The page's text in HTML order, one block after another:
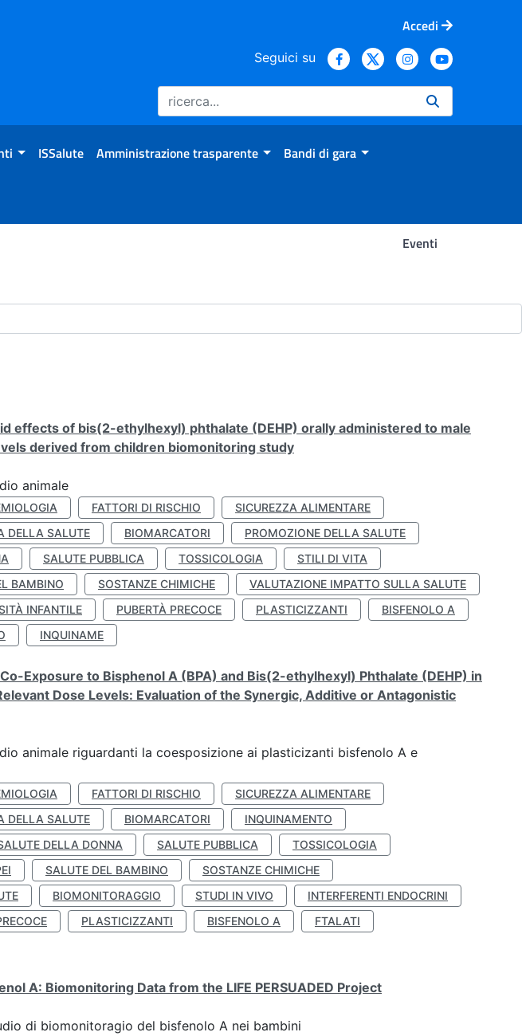
Accedi
Seguici su
ISSalute Amministrazione trasparente Bandi di gara
Eventi
effects of bis(2-ethylhexyl) phthalate (DEHP) orally administered to male
derived from children biomonitoring study
animale
FATTORI DI RISCHIO
SICUREZZA ALIMENTARE
DELLA SALUTE BIOMARCATORI
PROMOZIONE DELLA SALUTE
SALUTE PUBBLICA TOSSICOLOGIA
STILI DI VITA
BAMBINO SOSTANZE CHIMICHE
VALUTAZIONE IMPATTO SULLA SALUTE
INFANTILE PUBERTÀ PRECOCE PLASTICIZZANTI
BISFENOLO A
INQUINAME
Exposure to Bisphenol A (BPA) and Bis(2-ethylhexyl) Phthalate (DEHP) in
Dose Levels: Evaluation of the Synergic, Additive or Antagonistic
animale riguardanti la coesposizione ai plasticizanti bisfenolo A e
FATTORI DI RISCHIO
SICUREZZA ALIMENTARE
DELLA SALUTE BIOMARCATORI
INQUINAMENTO
DELLA DONNA SALUTE PUBBLICA
TOSSICOLOGIA
SALUTE DEL BAMBINO
SOSTANZE CHIMICHE
BIOMONITORAGGIO STUDI IN VIVO
INTERFERENTI ENDOCRINI
PLASTICIZZANTI BISFENOLO A
FTALATI
A: Biomonitoring Data from the LIFE PERSUADED Project
di biomonitoragio del bisfenolo A nei bambini